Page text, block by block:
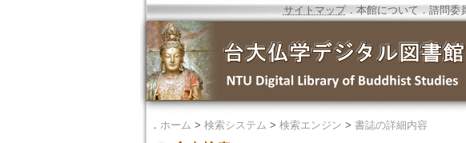
サイトマップ．本館について ． 諮問委
． ホーム > 検索システム > 検索エンジン > 書誌の詳細内容